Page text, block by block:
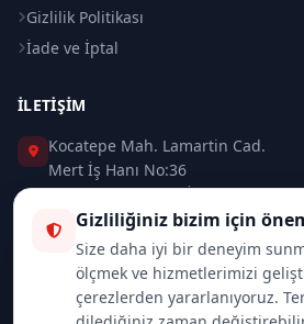
Gizlilik Politikası
İade ve İptal
İLETIŞIM
Kocatepe Mah. Lamartin Cad.
Mert İş Hanı No:36
Taksim / Beyoğlu / İSTANBUL
0 (212) 235 37 83
0 (532) 418 08 46
Gizliliğiniz bizim için
Size daha iyi bir deneyim
ölçmek ve hizmetlerimizi
çerezlerden yararlanıyoruz.